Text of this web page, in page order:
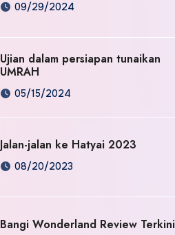
09/29/2024
Ujian dalam persiapan tunaikan
UMRAH
05/15/2024
Jalan-jalan ke Hatyai 2023
08/20/2023
Bangi Wonderland Review Terkini